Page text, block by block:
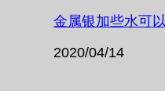
金属银加些水可
2020/04/14